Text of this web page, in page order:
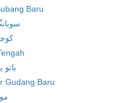
Baru
باتو
Gudang Baru